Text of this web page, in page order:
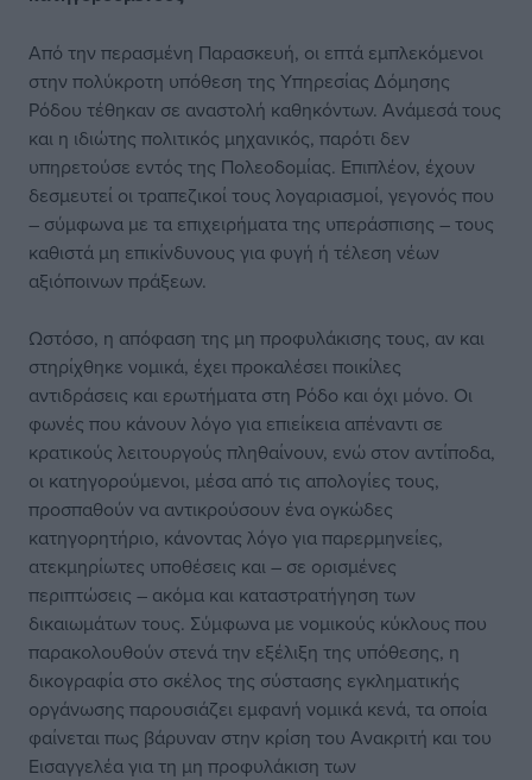
Από την περασμένη Παρασκευή, οι επτά εμπλεκόμενοι
στην πολύκροτη υπόθεση της Υπηρεσίας Δόμησης
Ρόδου τέθηκαν σε αναστολή καθηκόντων. Ανάμεσά τους
και η ιδιώτης πολιτικός μηχανικός, παρότι δεν
υπηρετούσε εντός της Πολεοδομίας. Επιπλέον, έχουν
δεσμευτεί οι τραπεζικοί τους λογαριασμοί, γεγονός που
– σύμφωνα με τα επιχειρήματα της υπεράσπισης – τους
καθιστά μη επικίνδυνους για φυγή ή τέλεση νέων
αξιόποινων πράξεων.
Ωστόσο, η απόφαση της μη προφυλάκισης τους, αν και
στηρίχθηκε νομικά, έχει προκαλέσει ποικίλες
αντιδράσεις και ερωτήματα στη Ρόδο και όχι μόνο. Οι
φωνές που κάνουν λόγο για επιείκεια απέναντι σε
κρατικούς λειτουργούς πληθαίνουν, ενώ στον αντίποδα,
οι κατηγορούμενοι, μέσα από τις απολογίες τους,
προσπαθούν να αντικρούσουν ένα ογκώδες
κατηγορητήριο, κάνοντας λόγο για παρερμηνείες,
ατεκμηρίωτες υποθέσεις και – σε ορισμένες
περιπτώσεις – ακόμα και καταστρατήγηση των
δικαιωμάτων τους. Σύμφωνα με νομικούς κύκλους που
παρακολουθούν στενά την εξέλιξη της υπόθεσης, η
δικογραφία στο σκέλος της σύστασης εγκληματικής
οργάνωσης παρουσιάζει εμφανή νομικά κενά, τα οποία
φαίνεται πως βάρυναν στην κρίση του Ανακριτή και του
Εισαγγελέα για τη μη προφυλάκιση των